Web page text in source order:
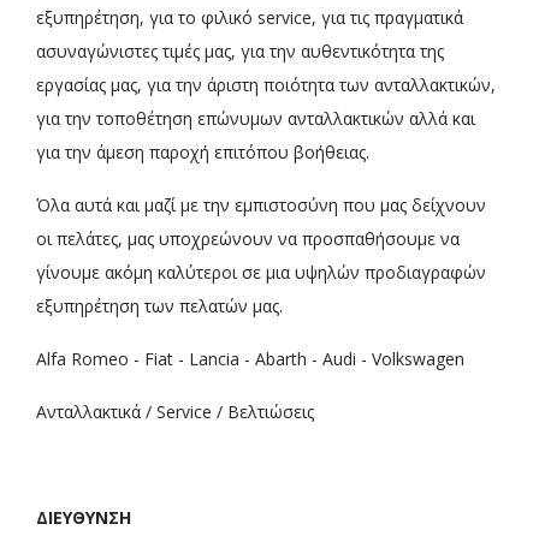
εξυπηρέτηση, για το φιλικό service, για τις πραγματικά
ασυναγώνιστες τιμές μας, για την αυθεντικότητα της
εργασίας μας, για την άριστη ποιότητα των ανταλλακτικών,
για την τοποθέτηση επώνυμων ανταλλακτικών αλλά και
για την άμεση παροχή επιτόπου βοήθειας.
Όλα αυτά και μαζί με την εμπιστοσύνη που μας δείχνουν
οι πελάτες, μας υποχρεώνουν να προσπαθήσουμε να
γίνουμε ακόμη καλύτεροι σε μια υψηλών προδιαγραφών
εξυπηρέτηση των πελατών μας.
Alfa Romeo - Fiat - Lancia - Abarth - Audi - Volkswagen
Ανταλλακτικά / Service / Βελτιώσεις
ΔΙΕΥΘΥΝΣΗ